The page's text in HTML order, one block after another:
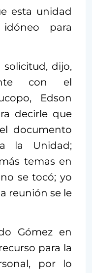
esta unidad
para
dijo,
con el
Edson
decirle que
documento
la Unidad;
temas en
se tocó; yo
reunión se le
Gómez en
para la
por lo